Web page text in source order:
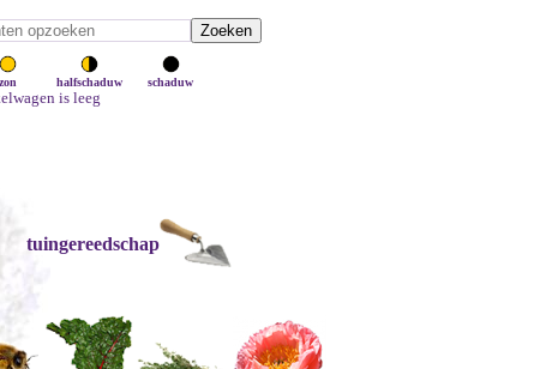
zon halfschaduw schaduw
is leeg
tuingereedschap